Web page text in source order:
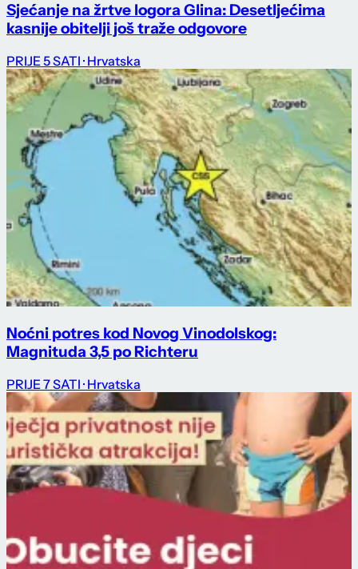
Sjećanje na žrtve logora Glina: Desetljećima
kasnije obitelji još traže odgovore
PRIJE 5 SATI · Hrvatska
Noćni potres kod Novog Vinodolskog:
Magnituda 3,5 po Richteru
PRIJE 7 SATI · Hrvatska